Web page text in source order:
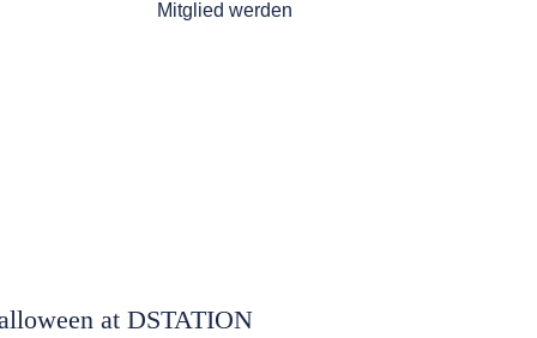
Mitglied werden
at DSTATION